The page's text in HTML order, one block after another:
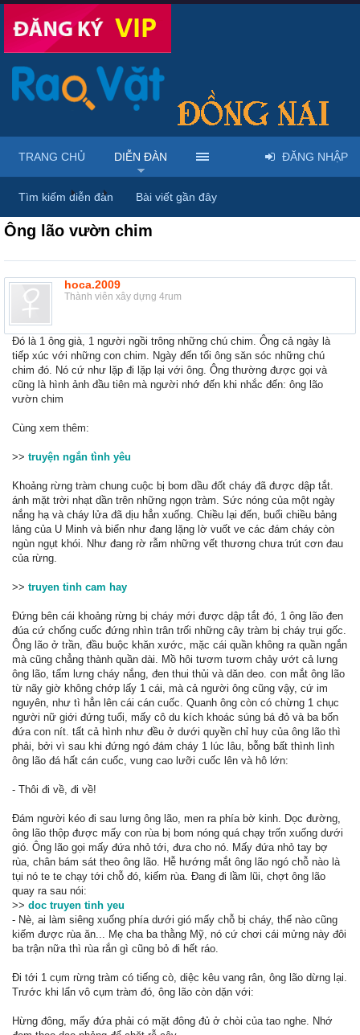
Diễn đàn ... Rao vặt tổng hợp - Uy tín - Miễn phí
Ông lão vườn chim
hoca.2009
Thành viên xây dựng 4rum
Đó là 1 ông già, 1 người ngồi trông những chú chim. Ông cả ngày là
tiếp xúc với những con chim. Ngày đến tối ông săn sóc những chú
chim đó. Nó cứ như lặp đi lặp lại với ông. Ông thường được gọi và
cũng là hình ảnh đầu tiên mà người nhớ đến khi nhắc đến: ông lão
vườn chim
Cùng xem thêm:
>> truyện ngắn tình yêu
Khoảng rừng tràm chung cuộc bị bom dầu đốt cháy đã được dập tắt.
ánh mặt trời nhạt dần trên những ngọn tràm. Sức nóng của một ngày
nắng hạ và cháy lửa đã dịu hẳn xuống. Chiều lại đến, buổi chiều bảng
lảng của U Minh và biển như đang lặng lờ vuốt ve các đám cháy còn
ngùn ngụt khói. Như đang rờ rẫm những vết thương chưa trút cơn đau
của rừng.
>> truyen tinh cam hay
Đứng bên cái khoảng rừng bị cháy mới được dập tắt đó, 1 ông lão đen
đúa cứ chống cuốc đứng nhìn trân trối những cây tràm bị cháy trụi gốc.
Ông lão ở trần, đầu buộc khăn xước, mặc cái quần không ra quần ngắn
mà cũng chẳng thành quần dài. Mồ hôi tươm tươm chảy ướt cả lưng
ông lão, tấm lưng cháy nắng, đen thui thủi và dăn deo. con mắt ông lão
từ nãy giờ không chớp lấy 1 cái, mà cả người ông cũng vậy, cứ im
nguyên, như tì hẳn lên cái cán cuốc. Quanh ông còn có chừng 1 chục
người nữ giới đứng tuổi, mấy cô du kích khoác súng bá đỏ và ba bốn
đứa con nít. tất cả hình như đều ở dưới quyền chỉ huy của ông lão thì
phải, bởi vì sau khi đứng ngó đám cháy 1 lúc lâu, bỗng bất thình lình
ông lão đá hất cán cuốc, vung cao lưỡi cuốc lên và hô lớn:
- Thôi đi về, đi về!
Đám người kéo đi sau lưng ông lão, men ra phía bờ kinh. Dọc đường,
ông lão thộp được mấy con rùa bị bom nóng quá chạy trốn xuống dưới
gió. Ông lão gọi mấy đứa nhỏ tới, đưa cho nó. Mấy đứa nhỏ tay bợ
rùa, chân bám sát theo ông lão. Hễ hướng mắt ông lão ngó chỗ nào là
tụi nó te te chạy tới chỗ đó, kiếm rùa. Đang đi lầm lũi, chợt ông lão
quay ra sau nói:
>> doc truyen tinh yeu
- Nè, ai làm siêng xuống phía dưới gió mấy chỗ bị cháy, thế nào cũng
kiếm được rùa ăn... Mẹ cha ba thằng Mỹ, nó cứ chơi cái mửng này đôi
ba trận nữa thì rùa rắn gì cũng bỏ đi hết ráo.
Đi tới 1 cụm rừng tràm có tiếng cò, diệc kêu vang rân, ông lão dừng lại.
Trước khi lẩn vô cụm tràm đó, ông lão còn dặn với:
Hừng đông, mấy đứa phải có mặt đông đủ ở chòi của tao nghe. Nhớ
TRANG CHỦ DIỄN ĐÀN
Tìm kiếm diễn đàn Bài viết gần đây
ĐĂNG NHẬP